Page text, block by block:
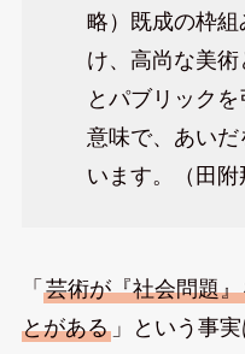
略）既成の枠
け、高尚な美
とパブリック
意味で、あい
います。（田附
「 芸術が『社会問題
とがある」という事